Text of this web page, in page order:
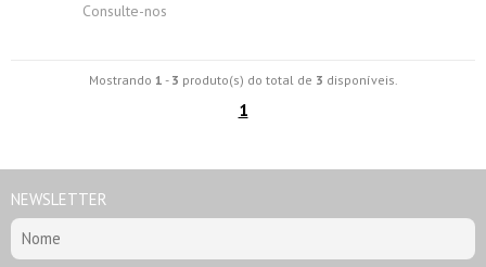
Consulte-nos
Mostrando 1 - 3 produto(s) do total de 3 disponíveis.
1
NEWSLETTER